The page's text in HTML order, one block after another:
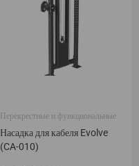
Перекрестные и функциональные
Насадка для кабеля Evolve
(CA-010)